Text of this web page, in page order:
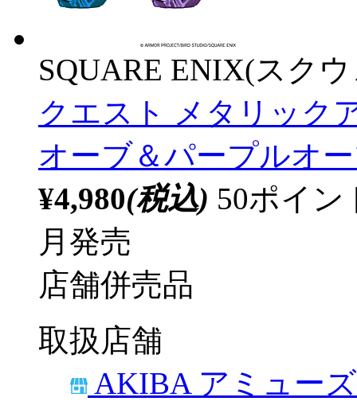
SQUARE ENIX(スク
クエスト メタリック
オーブ＆パープルオ
¥4,980(税込) 50ポイ
月発売
店舗併売品
取扱店舗
AKIBA アミュー